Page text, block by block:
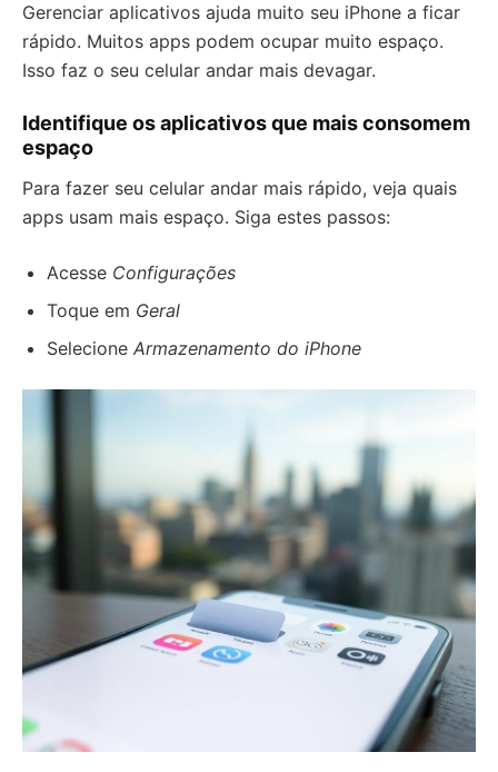
Gerenciar aplicativos ajuda muito seu iPhone a ficar
rápido. Muitos apps podem ocupar muito espaço.
Isso faz o seu celular andar mais devagar.
Identifique os aplicativos que mais consomem
espaço
Para fazer seu celular andar mais rápido, veja quais
apps usam mais espaço. Siga estes passos:
Acesse Configurações
Toque em Geral
Selecione Armazenamento do iPhone